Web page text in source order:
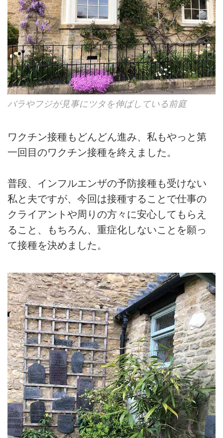
バラやフジが見事にツタを伸ばしている前庭
ワクチン接種もどんどん進み、私もやっと第
一回目のワクチン接種を終えました。
普段、インフルエンザの予防接種も受けない
私と夫ですが、今回は接種することで仕事の
クライアントや周りの方々に安心してもらえ
ること、もちろん、重症化しないことを願っ
て接種を決めました。